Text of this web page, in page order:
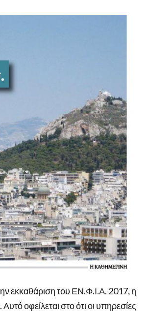
εκκαθάριση του ΕΝ.Φ.Ι.Α. 2017, η
οφείλεται στο ότι οι υπηρεσίες